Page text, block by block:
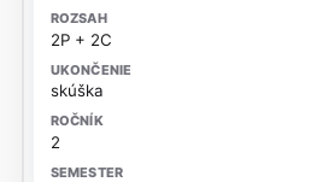
2P + 2C
skúška
2